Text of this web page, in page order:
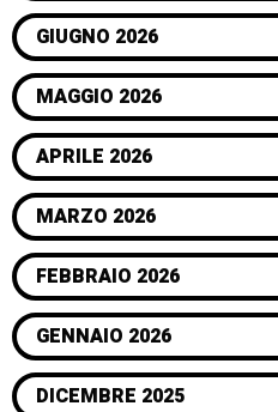
GIUGNO 2026
MAGGIO 2026
APRILE 2026
MARZO 2026
FEBBRAIO 2026
GENNAIO 2026
DICEMBRE 2025